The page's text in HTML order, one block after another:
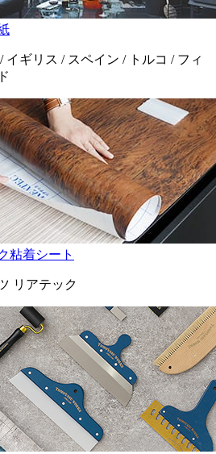
イギリス / スペイン / トルコ / フィ
粘着シート
リアテック